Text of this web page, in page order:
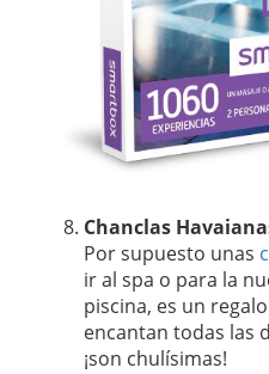
Chanclas
Por supuesto unas
ir al spa o para la
piscina, es un
encantan todas las
¡son chulísimas!